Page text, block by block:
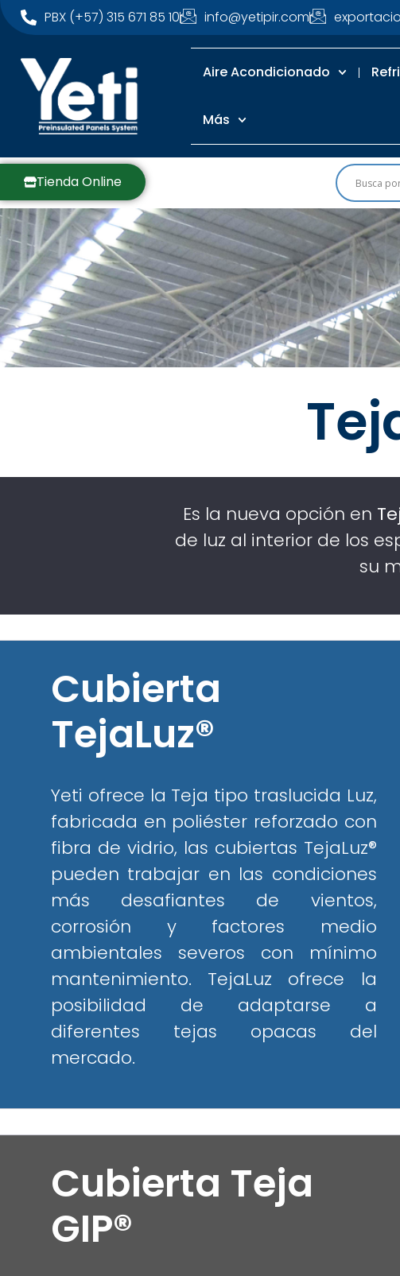
PBX (+57) 315 671 85 10 info@yetipir.com
Aire Acondicionado
Más
Tienda Online
Es la nueva opción en
de luz al interior de los
su
Cubierta
TejaLuz®
Yeti ofrece la Teja tipo traslucida Luz,
fabricada en poliéster reforzado con
fibra de vidrio, las cubiertas TejaLuz®
pueden trabajar en las condiciones
más desafiantes de vientos,
corrosión y factores medio
ambientales severos con mínimo
mantenimiento. TejaLuz ofrece la
posibilidad de adaptarse a
diferentes tejas opacas del
mercado.
Cubierta Teja
GIP®